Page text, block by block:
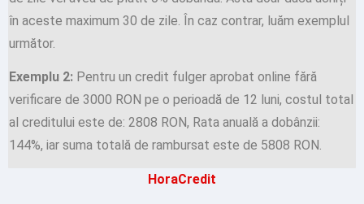
în aceste maximum 30 de zile. În caz contrar, luăm exemplul
următor.
Exemplu 2: Pentru un credit fulger aprobat online fără
verificare de 3000 RON pe o perioadă de 12 luni, costul total
al creditului este de: 2808 RON, Rata anuală a dobânzii:
144%, iar suma totală de rambursat este de 5808 RON.
HoraCredit